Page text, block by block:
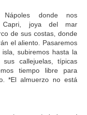
donde nos
joya del mar
de sus costas, donde
el aliento. Pasaremos
subiremos hasta la
callejuelas, típicas
tiempo libre para
*El almuerzo no está